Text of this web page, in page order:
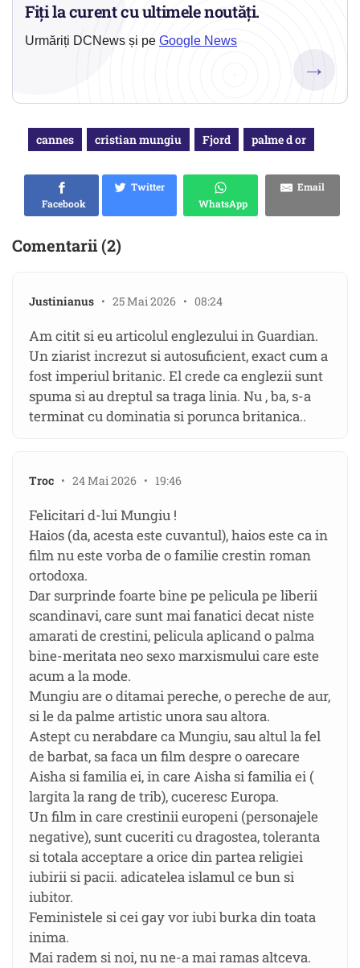
Fiți la curent cu ultimele noutăți.
Urmăriți DCNews și pe Google News
→
cannes cristian mungiu Fjord palme d or
Facebook
Twitter
WhatsApp
Email
Comentarii (2)
Justinianus • 25 Mai 2026 • 08:24
Am citit si eu articolul englezului in Guardian.
Un ziarist increzut si autosuficient, exact cum a
fost imperiul britanic. El crede ca englezii sunt
spuma si au dreptul sa traga linia. Nu , ba, s-a
terminat cu dominatia si porunca britanica..
Troc • 24 Mai 2026 • 19:46
Felicitari d-lui Mungiu !
Haios (da, acesta este cuvantul), haios este ca in
film nu este vorba de o familie crestin roman
ortodoxa.
Dar surprinde foarte bine pe pelicula pe liberii
scandinavi, care sunt mai fanatici decat niste
amarati de crestini, pelicula aplicand o palma
bine-meritata neo sexo marxismului care este
acum a la mode.
Mungiu are o ditamai pereche, o pereche de aur,
si le da palme artistic unora sau altora.
Astept cu nerabdare ca Mungiu, sau altul la fel
de barbat, sa faca un film despre o oarecare
Aisha si familia ei, in care Aisha si familia ei (
largita la rang de trib), cuceresc Europa.
Un film in care crestinii europeni (personajele
negative), sunt cuceriti cu dragostea, toleranta
si totala acceptare a orice din partea religiei
iubirii si pacii. adicatelea islamul ce bun si
iubitor.
Feministele si cei gay vor iubi burka din toata
inima.
Mai radem si noi, nu ne-a mai ramas altceva.